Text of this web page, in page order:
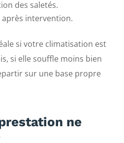
des saletés.
après intervention.
si votre climatisation est
si elle souffle moins bien
sur une base propre
ne